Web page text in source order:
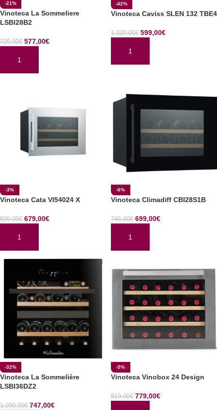
-21%
Vinoteca La Sommeliere
LSBI28B2
729,00€ 577,00€
AÑADIR AL CARRITO
-42%
Vinoteca Caviss SLEN 132 TBE4
1.029,00€ 599,00€
AÑADIR AL CARRITO
-3%
Vinoteca Cata VI54024 X
699,00€ 679,00€
AÑADIR AL CARRITO
-6%
Vinoteca Climadiff CBI28S1B
745,00€ 699,00€
AÑADIR AL CARRITO
-32%
Vinoteca La Sommelière
LSBI36DZ2
1.099,00€ 747,00€
-5%
Vinoteca Vinobox 24 Design
819,00€ 779,00€